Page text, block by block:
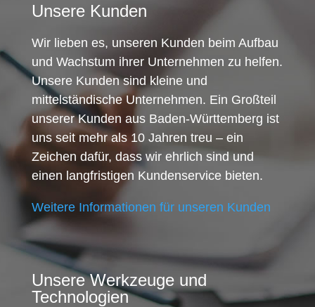
Unsere Kunden
Wir lieben es, unseren Kunden beim Aufbau
und Wachstum ihrer Unternehmen zu helfen.
Unsere Kunden sind kleine und
mittelständische Unternehmen. Ein Großteil
unserer Kunden aus Baden-Württemberg ist
uns seit mehr als 10 Jahren treu – ein
Zeichen dafür, dass wir ehrlich sind und
einen langfristigen Kundenservice bieten.
Weitere Informationen für unseren Kunden
Unsere Werkzeuge und
Technologien